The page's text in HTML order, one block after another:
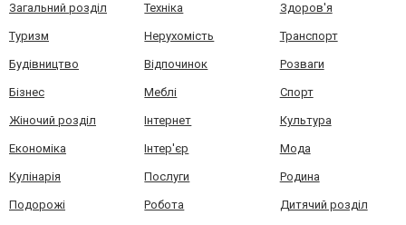
Загальний розділ Техніка Здоров'я
Туризм Нерухомість Транспорт
Будівництво Відпочинок Розваги
Бізнес Меблі Спорт
Жіночий розділ Інтернет Культура
Економіка Інтер'єр Мода
Кулінарія Послуги Родина
Подорожі Робота Дитячий розділ